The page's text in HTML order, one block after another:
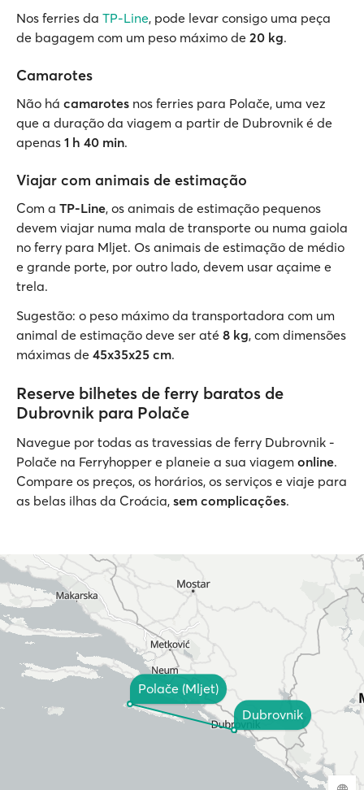
Nos ferries da TP-Line, pode levar consigo uma peça
de bagagem com um peso máximo de 20 kg.
Camarotes
Não há camarotes nos ferries para Polače, uma vez
que a duração da viagem a partir de Dubrovnik é de
apenas 1 h 40 min.
Viajar com animais de estimação
Com a TP-Line, os animais de estimação pequenos
devem viajar numa mala de transporte ou numa gaiola
no ferry para Mljet. Os animais de estimação de médio
e grande porte, por outro lado, devem usar açaime e
trela.
Sugestão: o peso máximo da transportadora com um
animal de estimação deve ser até 8 kg, com dimensões
máximas de 45x35x25 cm.
Reserve bilhetes de ferry baratos de
Dubrovnik para Polače
Navegue por todas as travessias de ferry Dubrovnik -
Polače na Ferryhopper e planeie a sua viagem online.
Compare os preços, os horários, os serviços e viaje para
as belas ilhas da Croácia, sem complicações.
Dubrovnik
Polače (Mljet)